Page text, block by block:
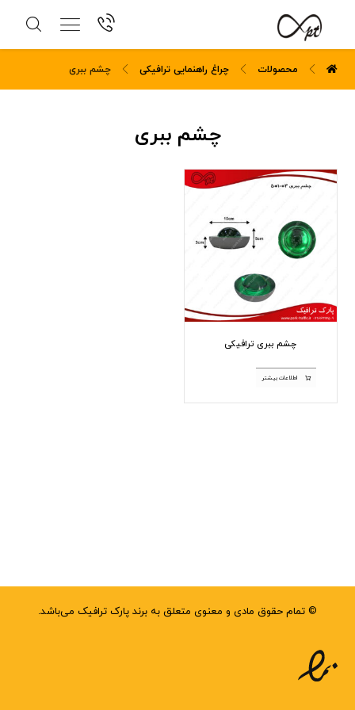
محصولات چراغ راهنمایی ترافیکی چشم ببری
چشم ببری
چشم ببری ترافیکی
اطلاعات بیشتر
© تمام حقوق مادی و معنوی متعلق به برند پارک ترافیک می‌باشد.